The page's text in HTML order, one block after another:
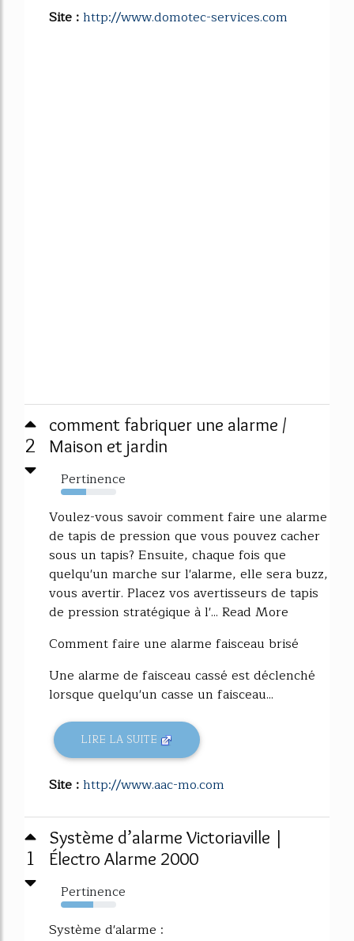
Site :http://www.domotec-services.com
2
comment fabriquer une alarme /
Maison et jardin
Pertinence
45%
Voulez-vous savoir comment faire une alarme
de tapis de pression que vous pouvez cacher
sous un tapis? Ensuite, chaque fois que
quelqu'un marche sur l'alarme, elle sera buzz,
vous avertir. Placez vos avertisseurs de tapis
de pression stratégique à l'... Read More
Comment faire une alarme faisceau brisé
Une alarme de faisceau cassé est déclenché
lorsque quelqu'un casse un faisceau...
LIRE LA SUITE
Site :http://www.aac-mo.com
1
Système d’alarme Victoriaville |
Électro Alarme 2000
Pertinence
59%
Système d'alarme :